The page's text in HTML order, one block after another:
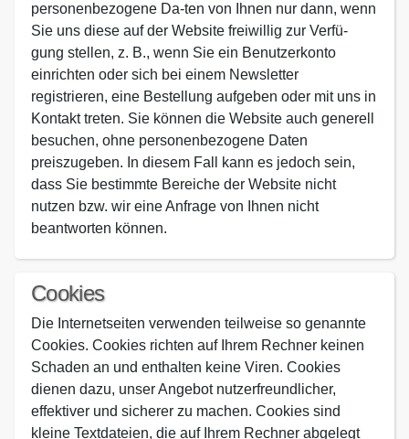
personenbezogene Da-ten von Ihnen nur dann, wenn
Sie uns diese auf der Website freiwillig zur Verfü-
gung stellen, z. B., wenn Sie ein Benutzerkonto
einrichten oder sich bei einem Newsletter
registrieren, eine Bestellung aufgeben oder mit uns in
Kontakt treten. Sie können die Website auch generell
besuchen, ohne personenbezogene Daten
preiszugeben. In diesem Fall kann es jedoch sein,
dass Sie bestimmte Bereiche der Website nicht
nutzen bzw. wir eine Anfrage von Ihnen nicht
beantworten können.
Cookies
Die Internetseiten verwenden teilweise so genannte
Cookies. Cookies richten auf Ihrem Rechner keinen
Schaden an und enthalten keine Viren. Cookies
dienen dazu, unser Angebot nutzerfreundlicher,
effektiver und sicherer zu machen. Cookies sind
kleine Textdateien, die auf Ihrem Rechner abgelegt